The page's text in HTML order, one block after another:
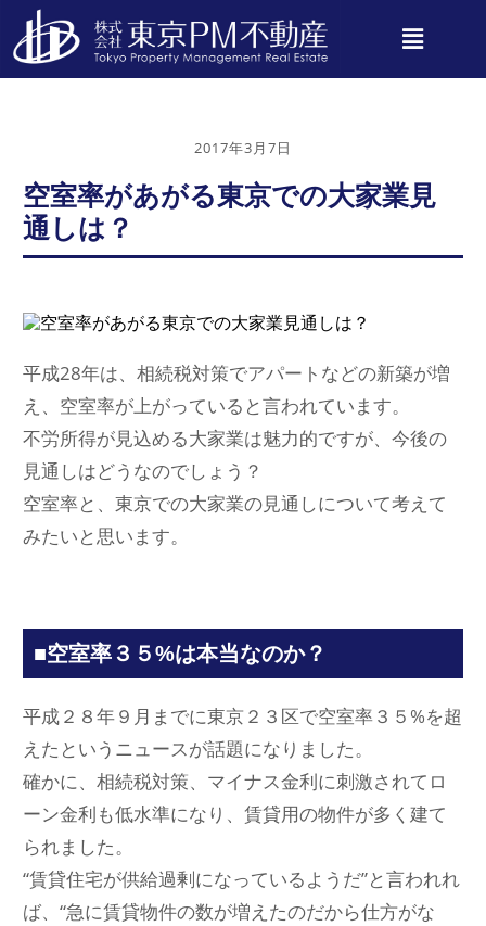
2017年3月7日
空室率があがる東京での大家業見
通しは？
平成28年は、相続税対策でアパートなどの新築が増
え、空室率が上がっていると言われています。
不労所得が見込める大家業は魅力的ですが、今後の
見通しはどうなのでしょう？
空室率と、東京での大家業の見通しについて考えて
みたいと思います。
■空室率３５%は本当なのか？
平成２８年９月までに東京２３区で空室率３５%を超
えたというニュースが話題になりました。
確かに、相続税対策、マイナス金利に刺激されてロ
ーン金利も低水準になり、賃貸用の物件が多く建て
られました。
“賃貸住宅が供給過剰になっているようだ”と言われれ
ば、“急に賃貸物件の数が増えたのだから仕方がな